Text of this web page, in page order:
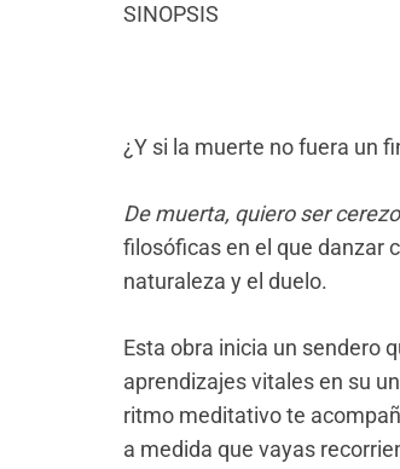
SINOPSIS
¿Y si la muerte no fuera un
De muerta, quiero ser cerezo
filosóficas en el que danzar
naturaleza y el duelo.
Esta obra inicia un sendero
aprendizajes vitales en su
ritmo meditativo te
a medida que vayas